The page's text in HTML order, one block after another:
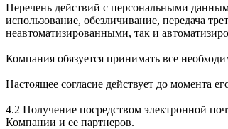
Перечень действий с персональными
использование, обезличивание, передача
неавтоматизированными, так и
Компания обязуется принимать все
Настоящее согласие действует до момента
4.2 Получение посредством электронной
Компании и ее партнеров.